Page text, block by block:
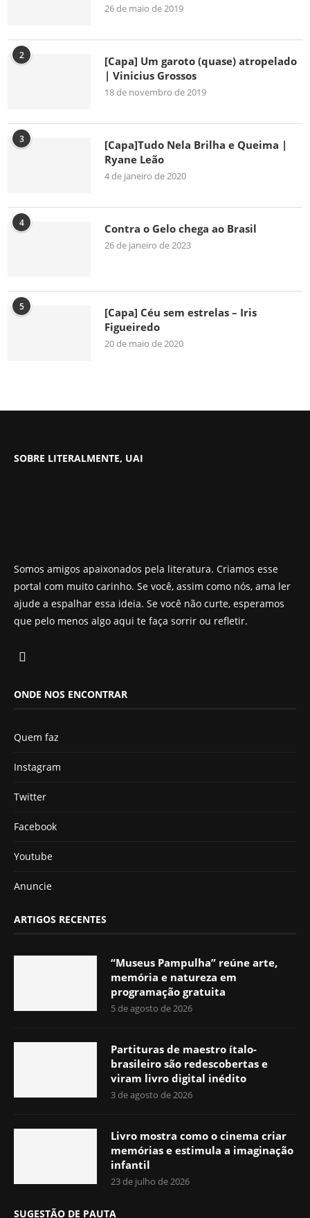
26 de maio de 2019
2
[Capa] Um garoto (quase) atropelado
| Vinicius Grossos
18 de novembro de 2019
3
[Capa]Tudo Nela Brilha e Queima |
Ryane Leão
4 de janeiro de 2020
4 Contra o Gelo chega ao Brasil
26 de janeiro de 2023
5
[Capa] Céu sem estrelas – Iris
Figueiredo
20 de maio de 2020
SOBRE LITERALMENTE, UAI
Somos amigos apaixonados pela literatura. Criamos esse
portal com muito carinho. Se você, assim como nós, ama ler
ajude a espalhar essa ideia. Se você não curte, esperamos
que pelo menos algo aqui te faça sorrir ou refletir.
ONDE NOS ENCONTRAR
Quem faz
Instagram
Twitter
Facebook
Youtube
Anuncie
ARTIGOS RECENTES
“Museus Pampulha” reúne arte,
memória e natureza em
programação gratuita
5 de agosto de 2026
Partituras de maestro ítalo-
brasileiro são redescobertas e
viram livro digital inédito
3 de agosto de 2026
Livro mostra como o cinema criar
memórias e estimula a imaginação
infantil
23 de julho de 2026
SUGESTÃO DE PAUTA